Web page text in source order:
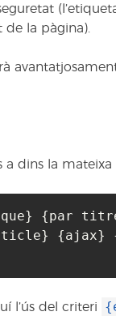
la pàgina).
a dins la
{par
l’ús del criteri